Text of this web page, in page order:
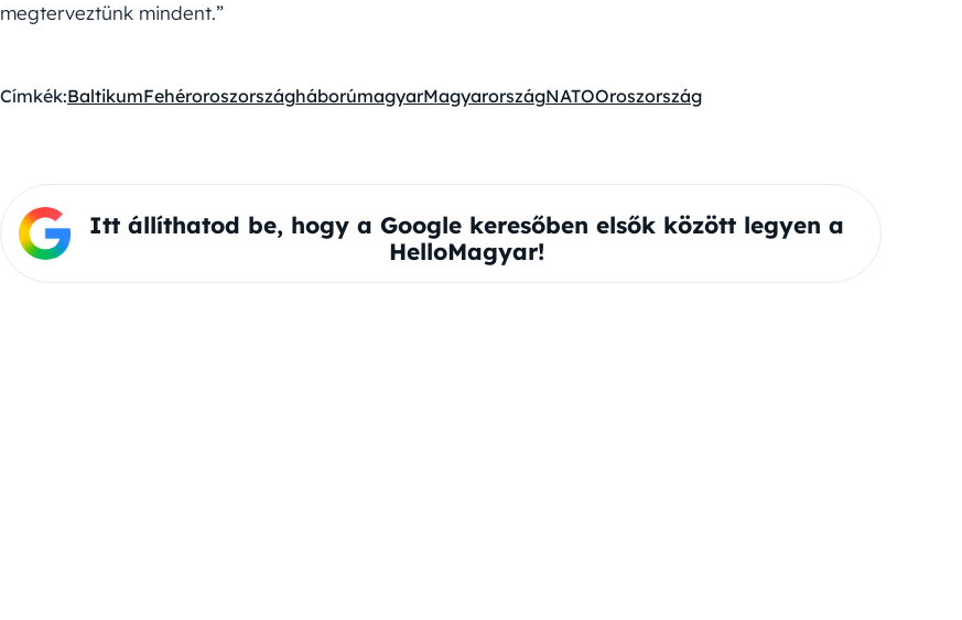
megterveztünk mindent.”
Címkék:BaltikumFehéroroszországháborúmagyarMagyarországNATOOroszország
Itt állíthatod be, hogy a Google keresőben elsők között legyen a
HelloMagyar!